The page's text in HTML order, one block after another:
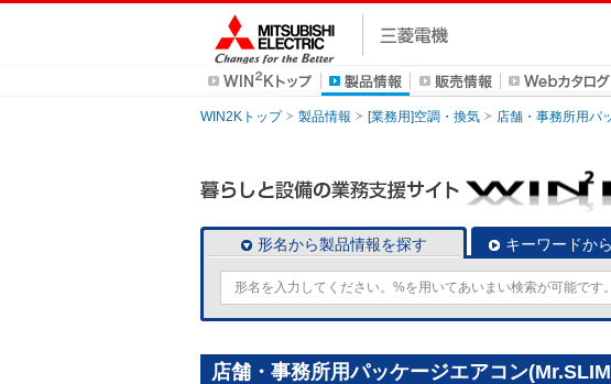
WIN2Kトップ 製品情報 [業務用]空調・換気 店舗・事務所用パ
形名から製品情報を探す キーワードか
店舗・事務所用パッケージエアコン